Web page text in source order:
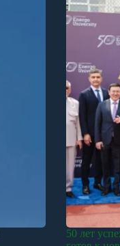
50 лет